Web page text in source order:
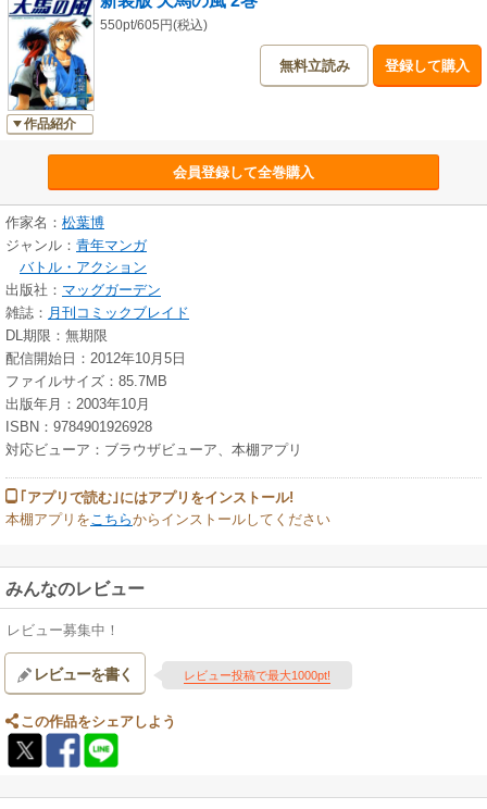
作品紹介
550pt/605円(税込)
無料立読み 登録して購入
会員登録して全巻購入
作家名： 松葉博
ジャンル： 青年マンガ
バトル・アクション
出版社： マッグガーデン
雑誌： 月刊コミックブレイド
DL期限：無期限
配信開始日：2012年10月5日
ファイルサイズ：85.7MB
出版年月：2003年10月
ISBN：9784901926928
対応ビューア：ブラウザビューア、本棚アプリ
｢アプリで読む｣にはアプリをインストール!
本棚アプリを こちらからインストールしてください
みんなのレビュー
レビュー募集中！
レビューを書く レビュー投稿で最大1000pt!
この作品をシェアしよう